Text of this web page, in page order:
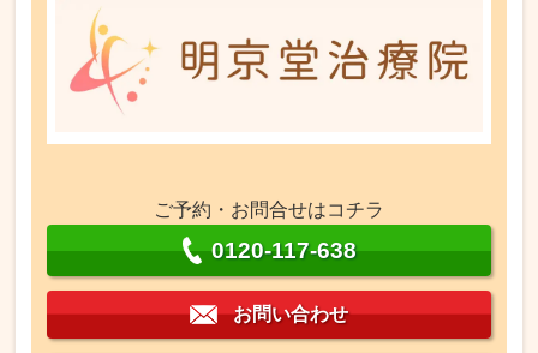
ご予約・お問合せはコチラ
0120-117-638
お問い合わせ